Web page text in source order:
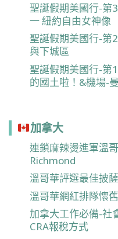
聖誕假期美國行-第
一 紐約自由女神像
聖誕假期美國行-第
與下城區
聖誕假期美國行-第
的國土啦！&機場-
加拿大
連鎖麻辣燙進軍溫
Richmond
溫哥華評選最佳披
溫哥華網紅排隊懷
加拿大工作必備-社
CRA報稅方式